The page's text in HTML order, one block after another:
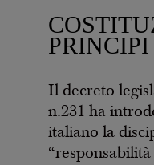
PRINCIPI
Il decreto
n.231 ha
italiano la